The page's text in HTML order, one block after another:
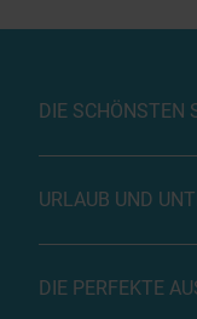
DIE SCHÖNSTEN
URLAUB UND
DIE PERFEKTE